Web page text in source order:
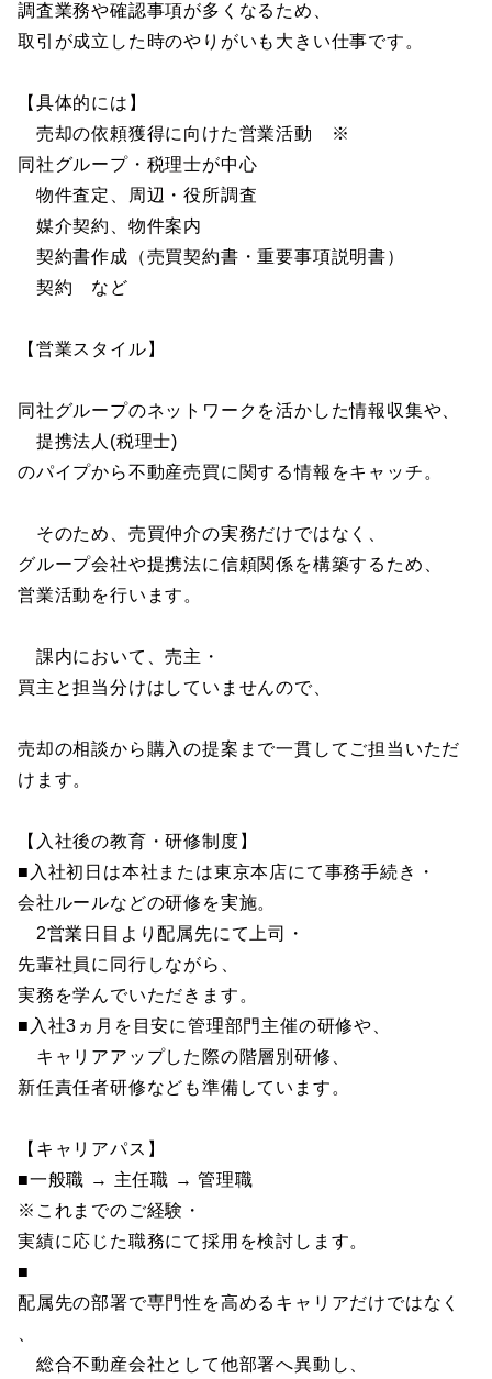
調査業務や確認事項が多くなるため、
取引が成立した時のやりがいも大きい仕事です。
【具体的には】
売却の依頼獲得に向けた営業活動 ※
同社グループ・税理士が中心
物件査定、周辺・役所調査
媒介契約、物件案内
契約書作成（売買契約書・重要事項説明書）
契約 など
【営業スタイル】
同社グループのネットワークを活かした情報収集や、
提携法人(税理士)
のパイプから不動産売買に関する情報をキャッチ。
そのため、売買仲介の実務だけではなく、
グループ会社や提携法に信頼関係を構築するため、
営業活動を行います。
課内において、売主・
買主と担当分けはしていませんので、
売却の相談から購入の提案まで一貫してご担当いただ
けます。
【入社後の教育・研修制度】
■入社初日は本社または東京本店にて事務手続き・
会社ルールなどの研修を実施。
2営業日目より配属先にて上司・
先輩社員に同行しながら、
実務を学んでいただきます。
■入社3ヵ月を目安に管理部門主催の研修や、
キャリアアップした際の階層別研修、
新任責任者研修なども準備しています。
【キャリアパス】
■一般職 → 主任職 → 管理職
※これまでのご経験・
実績に応じた職務にて採用を検討します。
■
配属先の部署で専門性を高めるキャリアだけではなく
総合不動産会社として他部署へ異動し、